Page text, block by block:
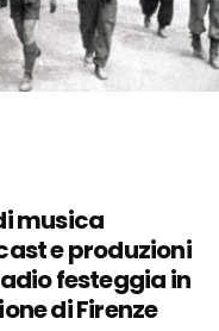
musica
e produzioni
festeggia in
di Firenze